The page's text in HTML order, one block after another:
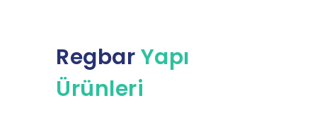
RegbarYapı
Ürünleri